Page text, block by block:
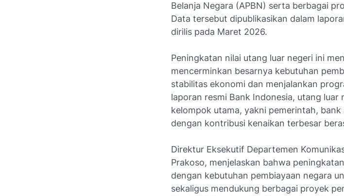
Belanja Negara (APBN) serta berbagai
Data tersebut dipublikasikan dalam
dirilis pada Maret 2026.
Peningkatan nilai utang luar negeri ini
mencerminkan besarnya kebutuhan
stabilitas ekonomi dan menjalankan
laporan resmi Bank Indonesia, utang luar
kelompok utama, yakni pemerintah,
dengan kontribusi kenaikan terbesar
Direktur Eksekutif Departemen
Prakoso, menjelaskan bahwa
dengan kebutuhan pembiayaan negara
sekaligus mendukung berbagai proyek